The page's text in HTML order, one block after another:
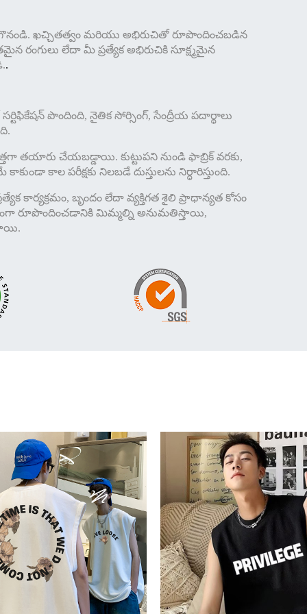
ఖచ్చితత్వం మరియు అభిరుచితో రూపొందించబడిన
రంగులు లేదా మీ ప్రత్యేక అభిరుచికి సూక్ష్మమైన
.
పొందింది, నైతిక సోర్సింగ్, సేంద్రీయ పదార్థాలు
తయారు చేయబడ్డాయి. కుట్టుపని నుండి ఫాబ్రిక్ వరకు,
కాల పరీక్షకు నిలబడే దుస్తులను నిర్ధారిస్తుంది.
కార్యక్రమం, బృందం లేదా వ్యక్తిగత శైలి ప్రాధాన్యత కోసం
రూపొందించడానికి మిమ్మల్ని అనుమతిస్తాయి,